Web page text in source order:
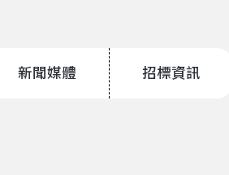
新聞媒體 招標資訊